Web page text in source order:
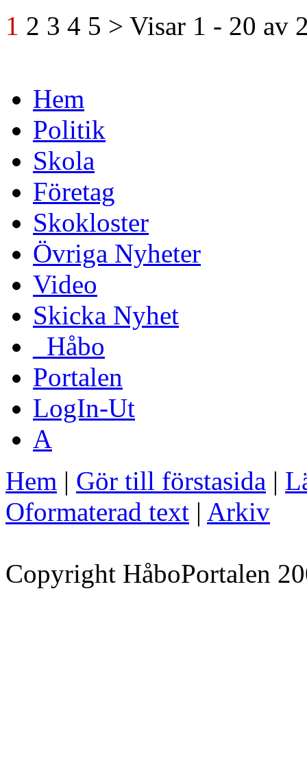
1 2 3 4 5 > Visar 1 - 20 av
Hem
Politik
Skola
Företag
Skokloster
Övriga Nyheter
Video
Skicka Nyhet
_Håbo
Portalen
LogIn-Ut
A
Hem | Gör till förstasida |
Oformaterad text | Arkiv
Copyright HåboPortalen